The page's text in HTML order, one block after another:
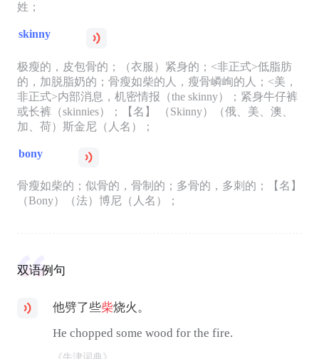
姓；
skinny
极瘦的，皮包骨的；（衣服）紧身的；<非正式>低脂肪
的，加脱脂奶的；骨瘦如柴的人，瘦骨嶙峋的人；<美，
非正式>内部消息，机密情报（the skinny）；紧身牛仔裤
或长裤（skinnies）；【名】 （Skinny）（俄、美、澳、
加、荷）斯金尼（人名）；
bony
骨瘦如柴的；似骨的，骨制的；多骨的，多刺的；【名】
（Bony）（法）博尼（人名）；
双语例句
他劈了些柴烧火。
He chopped some wood for the fire.